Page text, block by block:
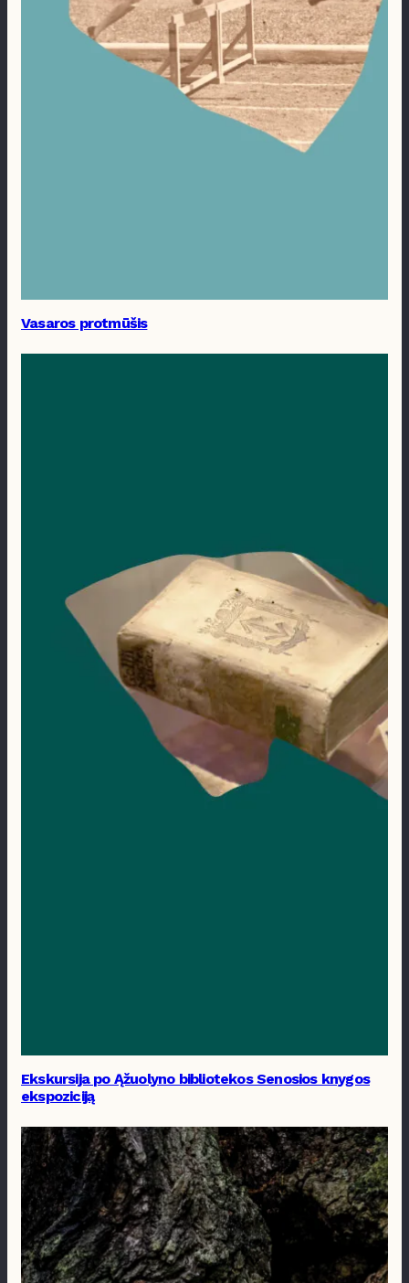
Vasaros protmūšis
Ekskursija po Ąžuolyno bibliotekos Senosios knygos
ekspoziciją